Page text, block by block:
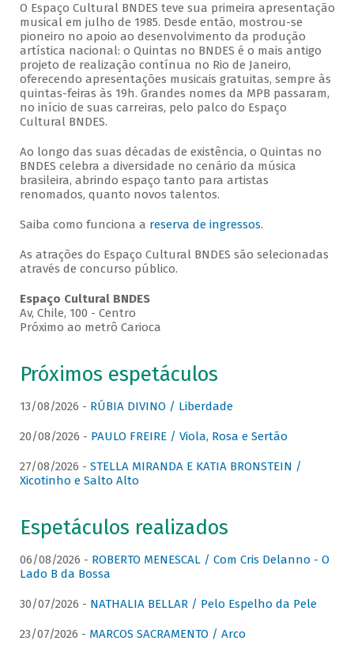
O Espaço Cultural BNDES teve sua primeira apresentação
musical em julho de 1985. Desde então, mostrou-se
pioneiro no apoio ao desenvolvimento da produção
artística nacional: o Quintas no BNDES é o mais antigo
projeto de realização contínua no Rio de Janeiro,
oferecendo apresentações musicais gratuitas, sempre às
quintas-feiras às 19h. Grandes nomes da MPB passaram,
no início de suas carreiras, pelo palco do Espaço
Cultural BNDES.
Ao longo das suas décadas de existência, o Quintas no
BNDES celebra a diversidade no cenário da música
brasileira, abrindo espaço tanto para artistas
renomados, quanto novos talentos.
Saiba como funciona a reserva de ingressos.
As atrações do Espaço Cultural BNDES são selecionadas
através de concurso público.
Espaço Cultural BNDES
Av, Chile, 100 - Centro
Próximo ao metrô Carioca
Próximos espetáculos
13/08/2026 - RÚBIA DIVINO / Liberdade
20/08/2026 - PAULO FREIRE / Viola, Rosa e Sertão
27/08/2026 - STELLA MIRANDA E KATIA BRONSTEIN /
Xicotinho e Salto Alto
Espetáculos realizados
06/08/2026 - ROBERTO MENESCAL / Com Cris Delanno - O
Lado B da Bossa
30/07/2026 - NATHALIA BELLAR / Pelo Espelho da Pele
23/07/2026 - MARCOS SACRAMENTO / Arco